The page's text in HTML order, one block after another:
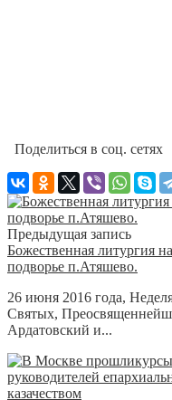
Поделиться в соц. сетях
Предыдущая запись
Божественная литургия
подворье п.Атяшево.
26 июня 2016 года,
Святых,
Ардатовский и...